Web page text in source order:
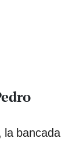
la bancada